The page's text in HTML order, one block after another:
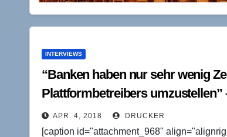
INTERVIEWS
“Banken haben nur sehr wenig
Plattformbetreibers umzustellen”
APR. 4, 2018 DRUCKER
[caption id="attachment_968"